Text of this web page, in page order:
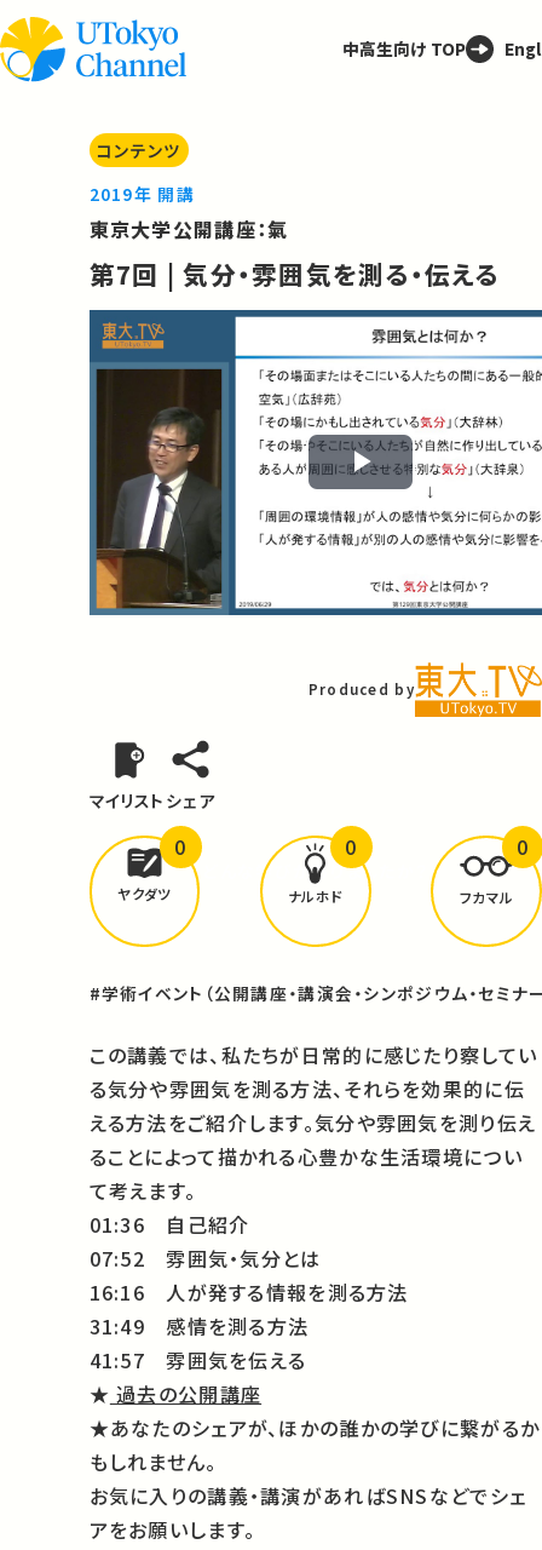
中高生向け TOP
コンテンツ
2019年 開講
東京大学公開講座：氣
第7回 | 気分・雰囲気を測る・伝える
Play
Video
Produced by
マイリスト シェア
どんな学びがありましたか？
ヤクダツ
0
ナルホド
0
フカマル
0
#学術イベント（公開講座・講演会・シンポジウム・セミナ
この講義では、私たちが日常的に感じたり察してい
る気分や雰囲気を測る方法、それらを効果的に伝
える方法をご紹介します。気分や雰囲気を測り伝え
ることによって描かれる心豊かな生活環境につい
て考えます。
01:36 自己紹介
07:52 雰囲気・気分とは
16:16 人が発する情報を測る方法
31:49 感情を測る方法
41:57 雰囲気を伝える
★ 過去の公開講座
★あなたのシェアが、ほかの誰かの学びに繋がるか
もしれません。
お気に入りの講義・講演があればSNSなどでシェ
アをお願いします。